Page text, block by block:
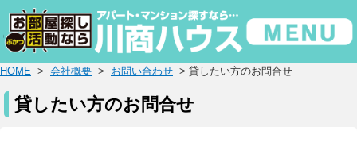
HOME > 会社概要 > お問い合わせ > 貸したい方のお問合せ
貸したい方のお問合せ